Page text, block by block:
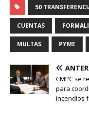
50
CUENTAS
MULTAS PYME
CMPC se
para
incendios